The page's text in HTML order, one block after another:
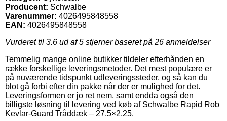
Producent: Schwalbe
Varenummer: 4026495848558
EAN: 4026495848558
Vurderet til 3.6 ud af 5 stjerner baseret på 26 anmeldelser
Temmelig mange online butikker tildeler efterhånden en
række forskellige leveringsmetoder. Det mest populære er
på nuværende tidspunkt udleveringssteder, og så kan du
blot gå forbi efter din pakke når der er mulighed for det.
Leveringsformen er jo ret nem, samt endda også den
billigste løsning til levering ved køb af Schwalbe Rapid Rob
Kevlar-Guard Tråddæk – 27,5×2,25.